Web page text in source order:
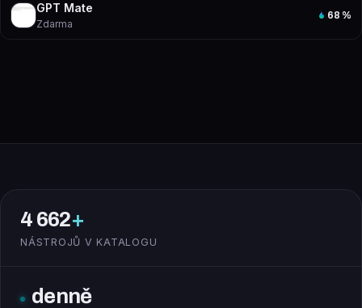
GPT Mate
Zdarma
68 %
4 662+
NÁSTROJŮ V KATALOGU
denně